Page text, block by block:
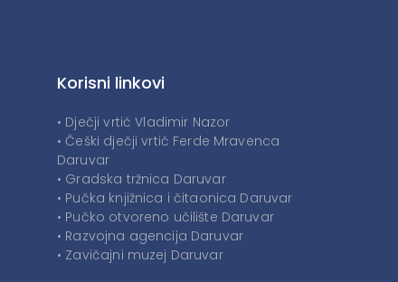
Korisni linkovi
• Dječji vrtić Vladimir Nazor
• Češki dječji vrtić Ferde Mravenca
Daruvar
• Gradska tržnica Daruvar
• Pučka knjižnica i čitaonica Daruvar
• Pučko otvoreno učilište Daruvar
• Razvojna agencija Daruvar
• Zavičajni muzej Daruvar